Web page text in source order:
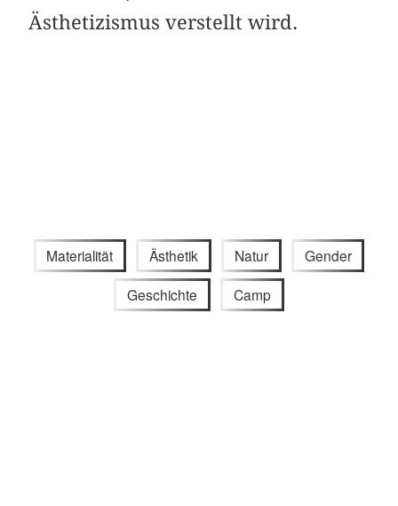
Ästhetizismus verstellt wird.
Materialität Ästhetik Natur Gender
Geschichte Camp